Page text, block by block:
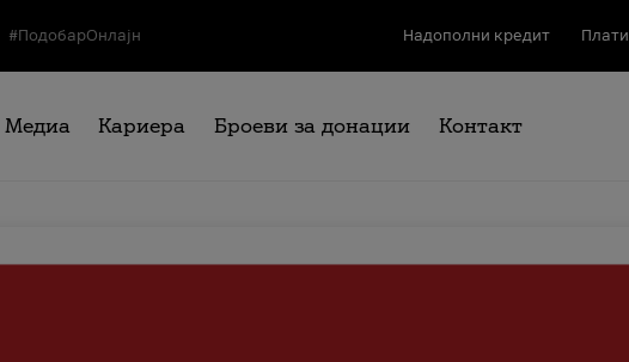
#ПодобарОнлајн Надополни кредит
Медиа Кариера Броеви за донации Контакт